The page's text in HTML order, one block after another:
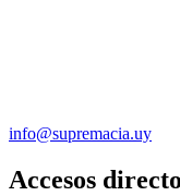
info@supremacia.uy
Accesos